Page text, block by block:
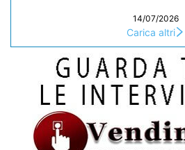
14/07/2026
Carica altri